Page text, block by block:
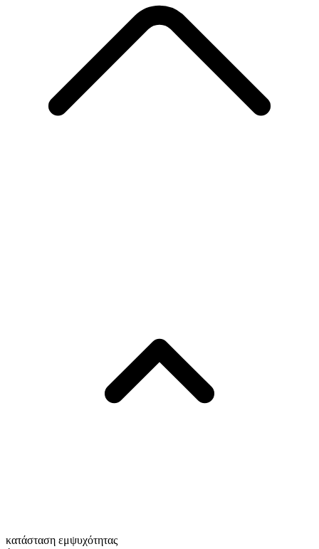
κατάσταση εμψυχότητας